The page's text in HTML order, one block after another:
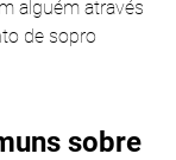
alguém através
de sopro
sobre